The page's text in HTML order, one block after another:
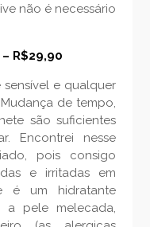
não é necessário
– R$29,90
sensível e qualquer
de tempo,
são suficientes
Encontrei nesse
pois consigo
e irritadas em
é um hidratante
a pele melecada,